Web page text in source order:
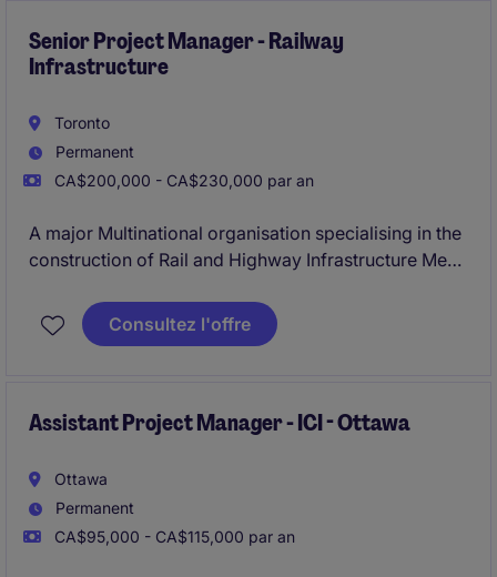
Senior Project Manager - Railway
Infrastructure
Toronto
Permanent
CA$200,000 - CA$230,000 par an
A major Multinational organisation specialising in the
construction of Rail and Highway Infrastructure Mega
Manager to be involved in the construction of one of
Canada's largest Rail projects.
Consultez l'offre
Assistant Project Manager - ICI - Ottawa
Ottawa
Permanent
CA$95,000 - CA$115,000 par an